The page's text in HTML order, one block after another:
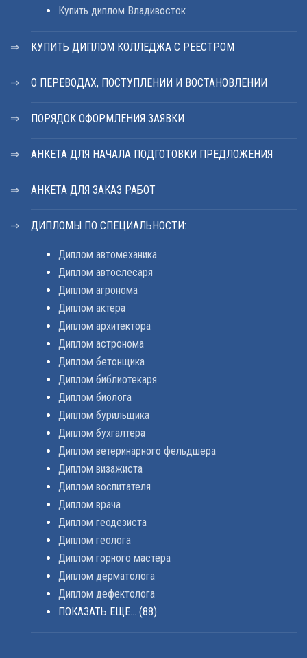
Купить диплом Владивосток
КУПИТЬ ДИПЛОМ КОЛЛЕДЖА С РЕЕСТРОМ
О ПЕРЕВОДАХ, ПОСТУПЛЕНИИ И ВОСТАНОВЛЕНИИ
ПОРЯДОК ОФОРМЛЕНИЯ ЗАЯВКИ
АНКЕТА ДЛЯ НАЧАЛА ПОДГОТОВКИ ПРЕДЛОЖЕНИЯ
АНКЕТА ДЛЯ ЗАКАЗ РАБОТ
ДИПЛОМЫ ПО СПЕЦИАЛЬНОСТИ:
Диплом автомеханика
Диплом автослесаря
Диплом агронома
Диплом актера
Диплом архитектора
Диплом астронома
Диплом бетонщика
Диплом библиотекаря
Диплом биолога
Диплом бурильщика
Диплом бухгалтера
Диплом ветеринарного фельдшера
Диплом визажиста
Диплом воспитателя
Диплом врача
Диплом геодезиста
Диплом геолога
Диплом горного мастера
Диплом дерматолога
Диплом дефектолога
ПОКАЗАТЬ ЕЩЕ... (88)